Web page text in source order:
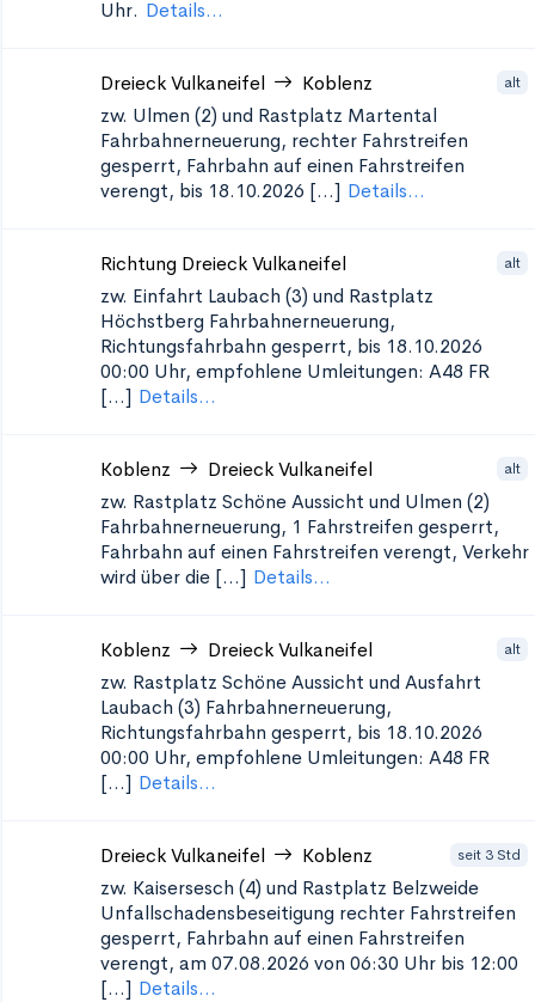
Uhr. Details...
Dreieck Vulkaneifel Koblenz alt
zw. Ulmen (2) und Rastplatz Martental
Fahrbahnerneuerung, rechter Fahrstreifen
gesperrt, Fahrbahn auf einen Fahrstreifen
verengt, bis 18.10.2026 [...] Details...
Richtung Dreieck Vulkaneifel alt
zw. Einfahrt Laubach (3) und Rastplatz
Höchstberg Fahrbahnerneuerung,
Richtungsfahrbahn gesperrt, bis 18.10.2026
00:00 Uhr, empfohlene Umleitungen: A48 FR
[...] Details...
Koblenz Dreieck Vulkaneifel alt
zw. Rastplatz Schöne Aussicht und Ulmen (2)
Fahrbahnerneuerung, 1 Fahrstreifen gesperrt,
Fahrbahn auf einen Fahrstreifen verengt, Verkehr
wird über die [...] Details...
Koblenz Dreieck Vulkaneifel alt
zw. Rastplatz Schöne Aussicht und Ausfahrt
Laubach (3) Fahrbahnerneuerung,
Richtungsfahrbahn gesperrt, bis 18.10.2026
00:00 Uhr, empfohlene Umleitungen: A48 FR
[...] Details...
Dreieck Vulkaneifel Koblenz seit 3 Std
zw. Kaisersesch (4) und Rastplatz Belzweide
Unfallschadensbeseitigung rechter Fahrstreifen
gesperrt, Fahrbahn auf einen Fahrstreifen
verengt, am 07.08.2026 von 06:30 Uhr bis 12:00
[...] Details...